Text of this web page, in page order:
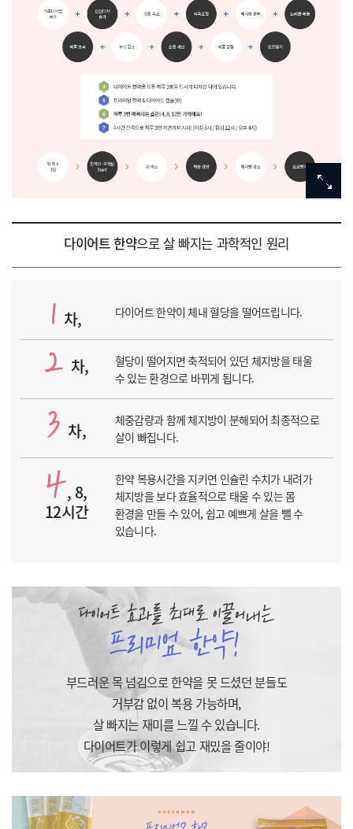
다이어트 한약으로 살 빠지는 과학적인 원리
차, 다이어트 한약이체내 혈당을 떨어뜨립니다.
차,
혈당이 떨어지면 축적되어 있던 체지방을 태울
수 있는 환경으로 바뀌게 됩니다.
차, 체중감량과 함께체지방이 분해되어 최종적으로
살이 빠집니다.
, 8,
12시간
한약 복용시간을 지키면 인슐린 수치가 내려가
체지방을 보다 효율적으로 태울 수 있는몸
환경을 만들 수 있어, 쉽고 예쁘게 살을 뺄 수
있습니다.
부드러운 목 넘김으로 한약을 못 드셨던 분들도
거부감 없이 복용 가능하며,
살 빠지는 재미를 느낄 수 있습니다.
다이어트가 이렇게 쉽고 재밌을 줄이야!